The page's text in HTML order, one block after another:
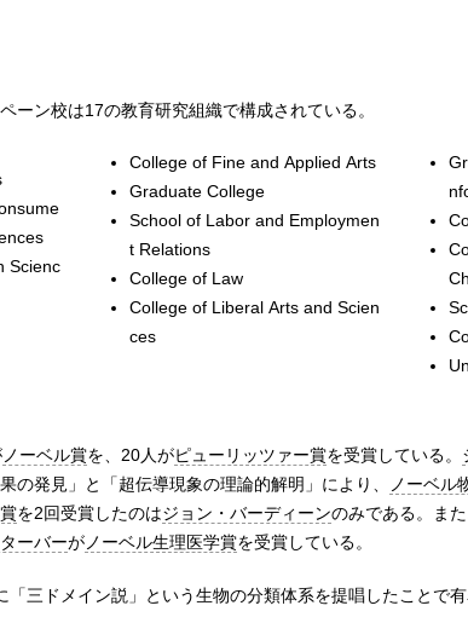
ーン校は17の教育研究組織で構成されている。
Scienc
College of Fine and Applied Arts
Graduate College
School of Labor and Employmen
t Relations
College of Law
College of Liberal Arts and Scien
ces
ノーベル賞を、20人がピューリッツァー賞を受賞している。
の発見」と「超伝導現象の理論的解明」により、
ノーベル
を2回受賞したのはジョン・バーディーンのみである。また
ーバーがノーベル生理医学賞を受賞している。
三ドメイン説」という生物の分類体系を提唱したことで